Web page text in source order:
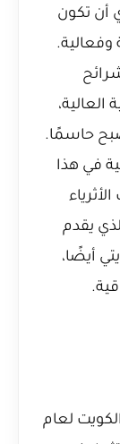
أن تكون
وفعالية.
حاسمًا.
في هذا
يقدم
أيضًا،
لعام